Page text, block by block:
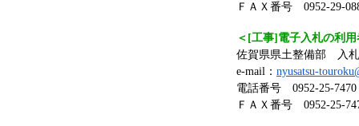
ＦＡＸ番号 0952-29-
＜[工事]電子入札の利
佐賀県県土整備部 入
e-mail： nyusatsu-
電話番号 0952-25-7470
ＦＡＸ番号 0952-25-